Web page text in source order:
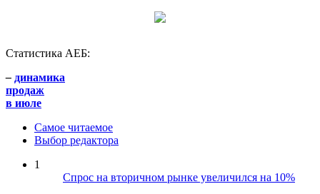
Статистика АЕБ:
– динамика
продаж
в июле
Самое читаемое
Выбор редактора
1
Спрос на вторичном рынке увеличился на 10%